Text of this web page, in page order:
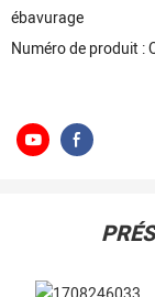
ébavurage
Numéro de produit :